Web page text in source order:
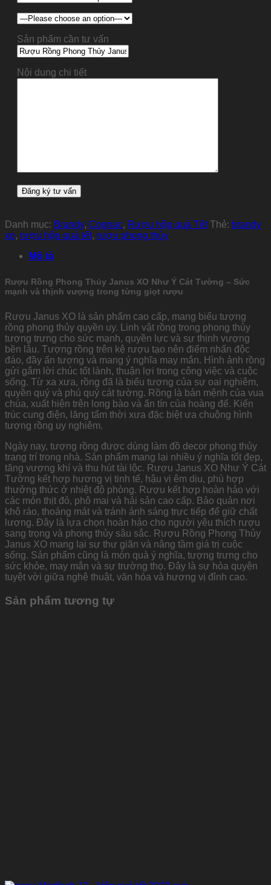
Sản phẩm cần tư vấn
Nội dung chi tiết
Danh mục: Brandy, Cognac, Rượu hộp quà Tết Thẻ: brandy
xo, rượu hộp quà tết, rượu phong thủy
Mô tả
Rượu Rồng Phong Thủy Janus XO Như Ý Cát Tường – Sức
mạnh và thịnh vượng trong từng giọt rượu
Rượu Janus XO là sản phẩm cao cấp, mang biểu tượng
rồng phong thủy quyền uy. Linh vật rồng trong phong thủy
tượng trưng cho sức mạnh, quyền lực và sự thịnh vượng
bền lâu. Tượng rồng trên kệ rượu tạo nên điểm nhấn độc
đáo, đầy ấn tượng và mang ý nghĩa may mắn. Hình ảnh rồng
gửi gắm lời chúc tốt lành, thuận lợi trong công việc và cuộc
sống. Từ xa xưa, rồng đã là biểu tượng của sự oai nghiêm,
quyền quý và phú quý cát tường. Rồng là bản mệnh của vua
chúa, xuất hiện trên long bào và ấn tín của hoàng đế. Kiến
trúc cung điện, lăng tẩm thời xưa đặc biệt ưa chuộng hình
tượng rồng uy nghiêm.
Ngày nay, tượng rồng được dùng làm đồ decor phong thủy
trang trí trong nhà. Sản phẩm mang lại nhiều ý nghĩa tốt đẹp,
tăng vượng khí và thu hút tài lộc. Rượu Janus XO Như Ý Cát
Tường kết hợp hương vị tinh tế, hậu vị êm dịu, phù hợp
thưởng thức ở nhiệt độ phòng. Rượu kết hợp hoàn hảo với
các món thịt đỏ, phô mai và hải sản cao cấp. Bảo quản nơi
khô ráo, thoáng mát và tránh ánh sáng trực tiếp để giữ chất
lượng. Đây là lựa chọn hoàn hảo cho người yêu thích rượu
sang trọng và phong thủy sâu sắc. Rượu Rồng Phong Thủy
Janus XO mang lại sự thư giãn và nâng tầm giá trị cuộc
sống. Sản phẩm cũng là món quà ý nghĩa, tượng trưng cho
sức khỏe, may mắn và sự trường thọ. Đây là sự hòa quyện
tuyệt vời giữa nghệ thuật, văn hóa và hương vị đỉnh cao.
Sản phẩm tương tự